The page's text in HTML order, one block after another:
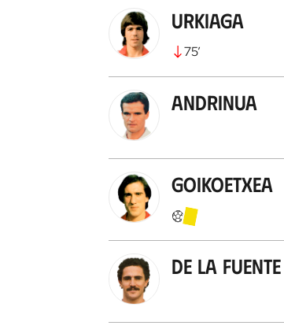
Urkiaga
75’
Andrinua
Goikoetxea
De la Fuente